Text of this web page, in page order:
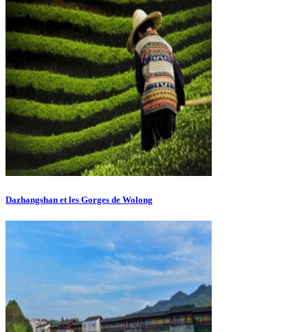
Dazhangshan et les Gorges de Wolong